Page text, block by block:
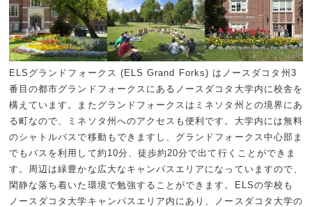
ELSグランドフォークス (ELS Grand Forks) はノースダコタ州3
番目の都市グランドフォークスにあるノースダコタ大学内に校舎を
構えています。またグランドフォークスはミネソタ州との境界にあ
る町なので、ミネソタ州へのアクセスも便利です。大学内には無料
のシャトルバスで移動もできますし、グランドフォークス中心部ま
でもバスを利用して約10分、徒歩約20分で出て行くことができま
す。周辺は緑豊かな広大なキャンパスエリアになっていますので、
閑静な落ち着いた環境で勉強することができます。ELSの学校も
ノースダコタ大学キャンパスエリア内にあり、ノースダコタ大学の